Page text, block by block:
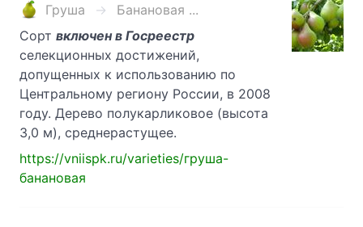
Груша
Банановая ...
Сорт включен в Госреестр
селекционных достижений,
допущенных к использованию по
Центральному региону России, в 2008
году. Дерево полукарликовое (высота
3,0 м), среднерастущее.
https://vniispk.ru/varieties/груша-
банановая